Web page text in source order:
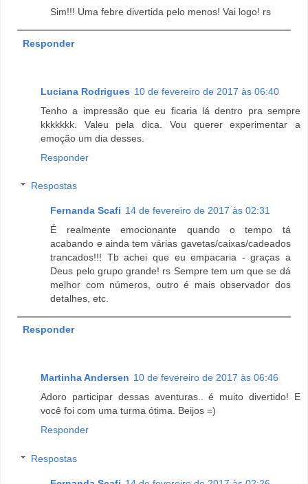
Sim!!! Uma febre divertida pelo menos! Vai logo! rs
Responder
Luciana Rodrigues 10 de fevereiro de 2017 às 06:40
Tenho a impressão que eu ficaria lá dentro pra sempre
kkkkkkk. Valeu pela dica. Vou querer experimentar a
emoção um dia desses.
Responder
Respostas
Fernanda Scafi 14 de fevereiro de 2017 às 02:31
É realmente emocionante quando o tempo tá
acabando e ainda tem várias gavetas/caixas/cadeados
trancados!!! Tb achei que eu empacaria - graças a
Deus pelo grupo grande! rs Sempre tem um que se dá
melhor com números, outro é mais observador dos
detalhes, etc.
Responder
Martinha Andersen 10 de fevereiro de 2017 às 06:46
Adoro participar dessas aventuras.. é muito divertido! E
você foi com uma turma ótima. Beijos =)
Responder
Respostas